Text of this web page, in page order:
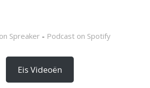
Spreaker - Podcast on Spotify
Eis Videoën